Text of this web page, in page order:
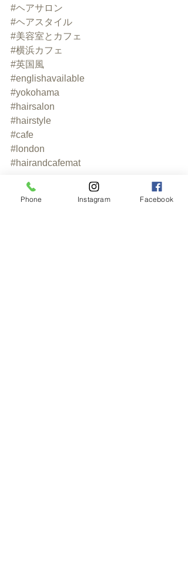
#ヘアサロン
#ヘアスタイル
#美容室とカフェ
#横浜カフェ
#英国風
#englishavailable
#yokohama
#hairsalon
#hairstyle
#cafe
#london
#hairandcafemat
#七夕#七夕飾り #🎋#tanabata
#Mussaenda
#FlagBushPlant
Phone Instagram Facebook